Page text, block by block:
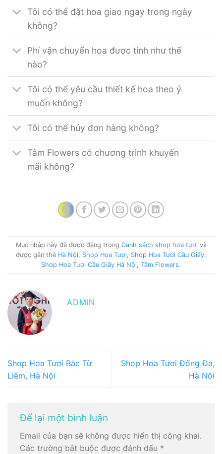
Tôi có thể đặt hoa giao ngay trong ngày
không?
Phí vận chuyển hoa được tính như thế
nào?
Tôi có thể yêu cầu thiết kế hoa theo ý
muốn không?
Tôi có thể hủy đơn hàng không?
Tâm Flowers có chương trình khuyến
mãi không?
Mục nhập này đã được đăng trong Danh sách shop hoa tươivà
được gắn thẻ Hà Nội Shop Hoa Tươi Shop Hoa Tươi Cầu Giấy
Shop Hoa Tươi Cầu Giấy Hà Nội Tâm Flowers.
ADMIN
Shop Hoa Tươi Bắc Từ
Liêm, Hà Nội
Shop Hoa Tươi Đống Đa,
Hà Nội
Để lại một bình luận
Email của bạn sẽ không được hiển thị công khai.
Các trường bắt buộc được đánh dấu *